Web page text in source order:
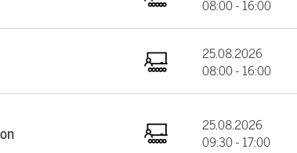
08:00 - 16:00
25.08.2026
08:00 - 16:00
25.08.2026
09:30 - 17:00